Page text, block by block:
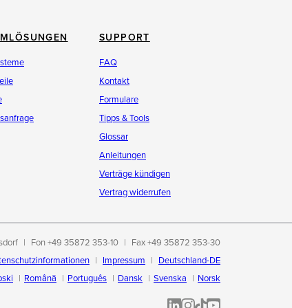
SUPPORT
FAQ
Kontakt
Formulare
Tipps & Tools
Glossar
Anleitungen
Verträge kündigen
Vertrag widerrufen
Fon +49 35872 353-10
Fax +49 35872 353-30
Impressum
Deutschland-DE
Română Português Dansk Svenska Norsk
ALL-INKL.COM | LinkedIn
ALL-INKL.COM • Instagram
ALL-INKL.COM | TikTok
ALLINKL.COM -